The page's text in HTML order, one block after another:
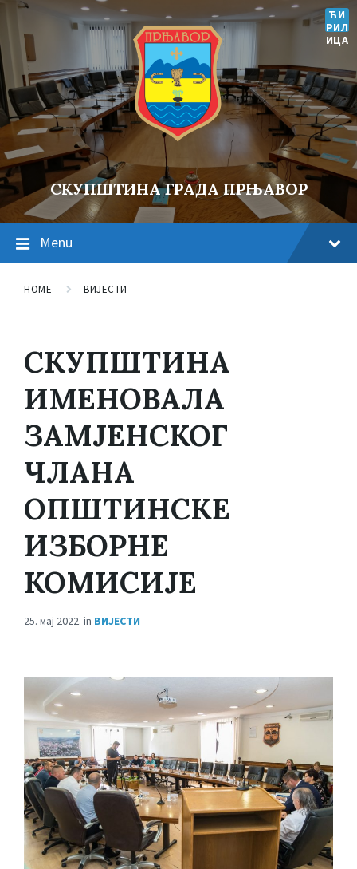
ЋИ
РИЛ
ИЦА
СКУПШТИНА ГРАДА ПРЊАВОР
Menu
HOME ВИЈЕСТИ
СКУПШТИНА
ИМЕНОВАЛА
ЗАМЈЕНСКОГ
ЧЛАНА
ОПШТИНСКЕ
ИЗБОРНЕ
КОМИСИЈЕ
25. мај 2022. in ВИЈЕСТИ